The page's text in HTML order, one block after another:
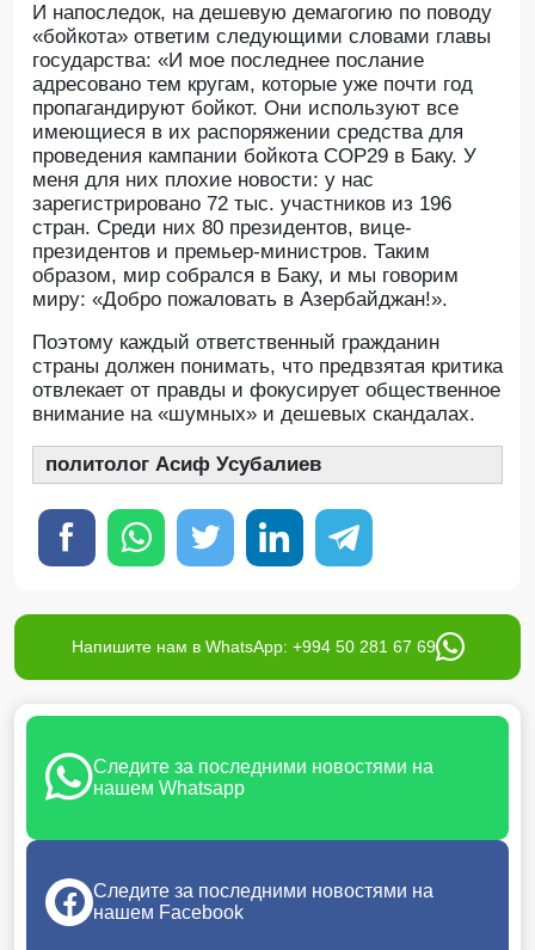
И напоследок, на дешевую демагогию по поводу
«бойкота» ответим следующими словами главы
государства: «И мое последнее послание
адресовано тем кругам, которые уже почти год
пропагандируют бойкот. Они используют все
имеющиеся в их распоряжении средства для
проведения кампании бойкота COP29 в Баку. У
меня для них плохие новости: у нас
зарегистрировано 72 тыс. участников из 196
стран. Среди них 80 президентов, вице-
президентов и премьер-министров. Таким
образом, мир собрался в Баку, и мы говорим
миру: «Добро пожаловать в Азербайджан!».
Поэтому каждый ответственный гражданин
страны должен понимать, что предвзятая критика
отвлекает от правды и фокусирует общественное
внимание на «шумных» и дешевых скандалах.
политолог Асиф Усубалиев
Напишите нам в WhatsApp: +994 50 281 67 69
Следите за последними новостями на
нашем Whatsapp
Следите за последними новостями на
нашем Facebook